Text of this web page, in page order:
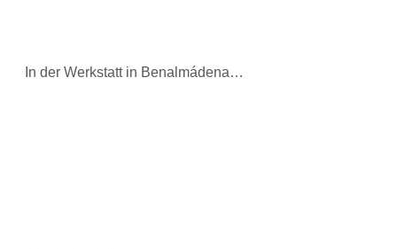
In der Werkstatt in Benalmádena…